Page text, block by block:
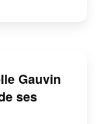
Gauvin
ses